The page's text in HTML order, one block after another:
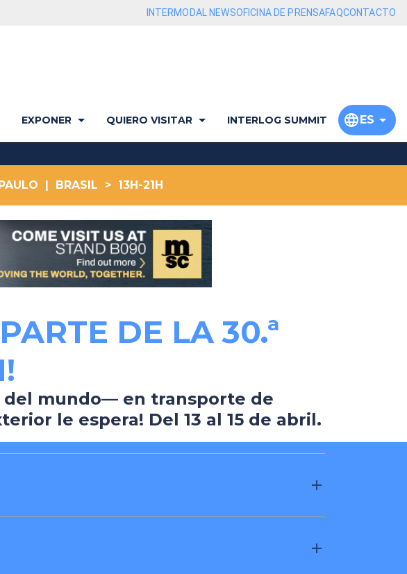
INTERMODAL NEWSOFICINA DE PRENSAFAQCONTACTO
EXPONER QUIERO VISITAR INTERLOG SUMMIT ES
| BRASIL > 13H-21H
DE LA 30.ª
del mundo— en transporte de
le espera! Del 13 al 15 de abril.